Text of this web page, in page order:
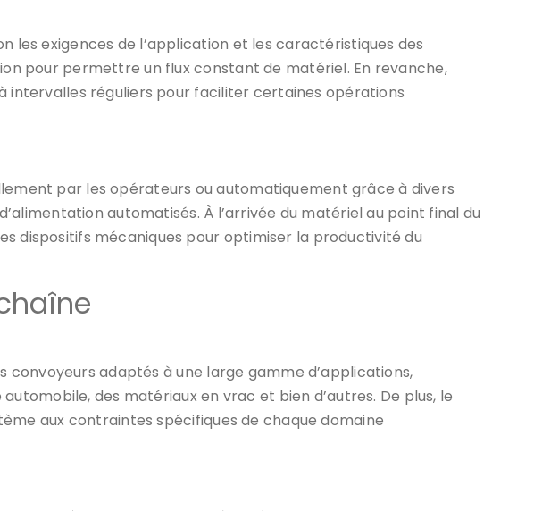
exigences de l’application et les caractéristiques des
pour permettre un flux constant de matériel. En revanche,
réguliers pour faciliter certaines opérations
par les opérateurs ou automatiquement grâce à divers
automatisés. À l’arrivée du matériel au point final du
dispositifs mécaniques pour optimiser la productivité du
adaptés à une large gamme d’applications,
des matériaux en vrac et bien d’autres. De plus, le
aux contraintes spécifiques de chaque domaine